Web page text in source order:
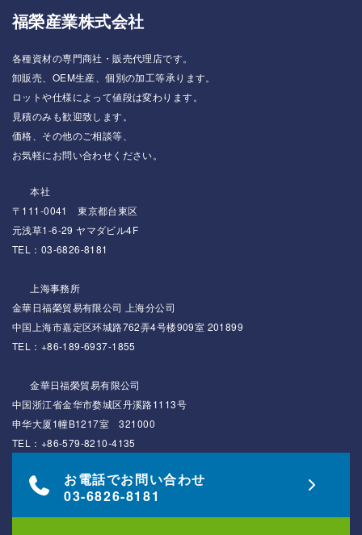
福榮産業株式会社
各種資材の専門商社・販売代理店です。
卸販売、OEM生産、個別の加工等承ります。
ロットや仕様によって値段は変わります。
見積のみも歓迎致します。
価格、その他のご相談等、
お気軽にお問い合わせください。
本社
〒111-0041 東京都台東区
元浅草1-6-29 ヤマダビル4F
TEL：03-6826-8181
上海事務所
金華日福榮貿易有限公司 上海分公司
中国上海市嘉定区环城路762弄4号楼909室 201899
TEL：+86-189-6937-1855
金華日福榮貿易有限公司
中国浙江省金华市婺城区丹溪路1113号
申华大厦1幢B1217室 321000
TEL：+86-579-8210-4135
お電話でお問い合わせ
03-6826-8181